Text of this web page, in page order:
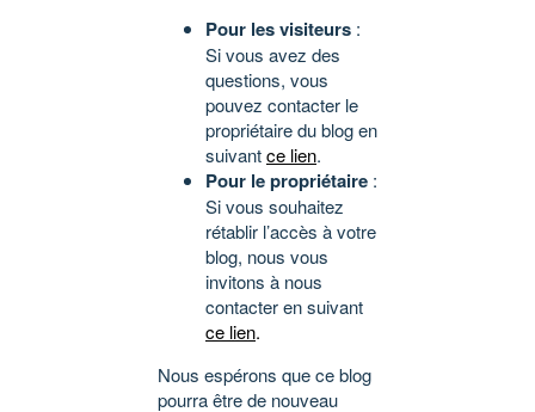
Pour les visiteurs :
Si vous avez des
questions, vous
pouvez contacter le
propriétaire du blog en
suivantce lien.
Pour le propriétaire :
Si vous souhaitez
rétablir l’accès à votre
blog, nous vous
invitons à nous
contacter en suivant
ce lien.
Nous espérons que ce blog
pourra être de nouveau